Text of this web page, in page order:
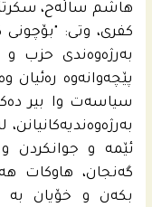
هاشم ساڵەح،
کفری، وتی: "بۆچونی
بەرژەوەندی حزب و
پێچەوانەوە رەئیان
سیاسەت وا بیر
ئێمە و جوانکردن
گەنجان، هاوکات
بکەن و خۆیان بە